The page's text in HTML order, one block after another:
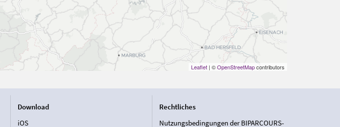
Leaflet| ©OpenStreetMapcontributors
Download
iOS
Rechtliches
Nutzungsbedingungen der BIPARCOURS-